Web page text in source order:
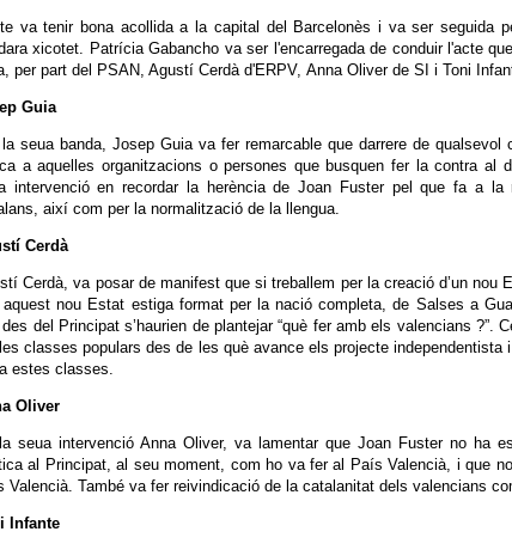
va tenir bona acollida a la capital del Barcelonès i va ser seguida
xicotet. Patrícia Gabancho va ser l'encarregada de conduir l'acte
per part del PSAN, Agustí Cerdà d'ERPV, Anna Oliver de SI i Toni
Guia
la seua banda, Josep Guia va fer remarcable que darrere de
a aquelles organitzacions o persones que busquen fer la contra al
intervenció en recordar la herència de Joan Fuster pel que fa a la
així com per la normalització de la llengua.
Cerdà
Cerdà, va posar de manifest que si treballem per la creació d’un nou
aquest nou Estat estiga format per la nació completa, de Salses a
del Principat s’haurien de plantejar “què fer amb els valencians ?”.
classes populars des de les què avance els projecte
estes classes.
Oliver
seua intervenció Anna Oliver, va lamentar que Joan Fuster no ha
al Principat, al seu moment, com ho va fer al País Valencià, i que
Valencià. També va fer reivindicació de la catalanitat dels valencians
Infante